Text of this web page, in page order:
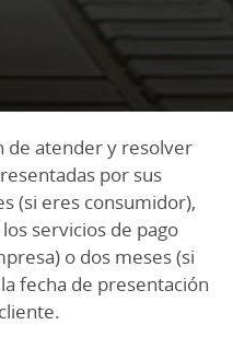
de atender y resolver
por sus
(si eres consumidor),
servicios de pago
o dos meses (si
fecha de presentación